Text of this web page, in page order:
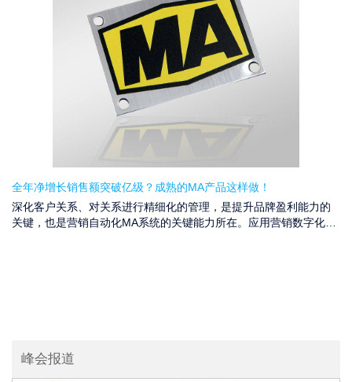
全年净增长销售额突破亿级？成熟的MA产品这样做！
深化客户关系、对关系进行精细化的管理，是提升品牌盈利能力的
关键，也是营销自动化MA系统的关键能力所在。应用营销数字化的
峰会报道